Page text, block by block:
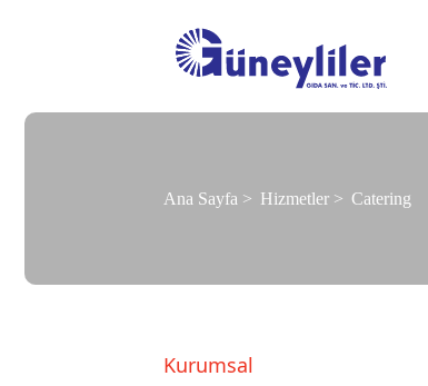
Ana Sayfa Hizmetler Catering
Kurumsal